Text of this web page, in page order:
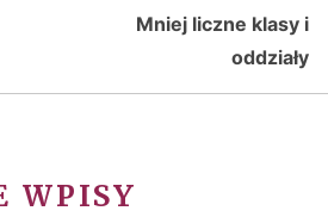
Mniej liczne klasy i
oddziały
WPISY